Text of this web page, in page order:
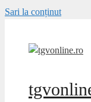
Sari la conținut